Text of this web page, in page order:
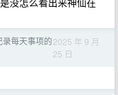
每天事项的2025 年 9 月
25 日